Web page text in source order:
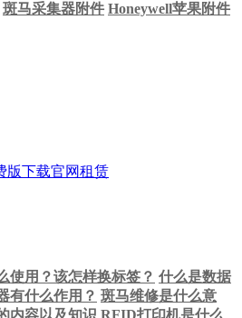
斑马采集器附件 Honeywell苹果附件
版下载官网租赁
？该怎样换标签？ 什么是数据
什么作用？ 斑马维修是什么意